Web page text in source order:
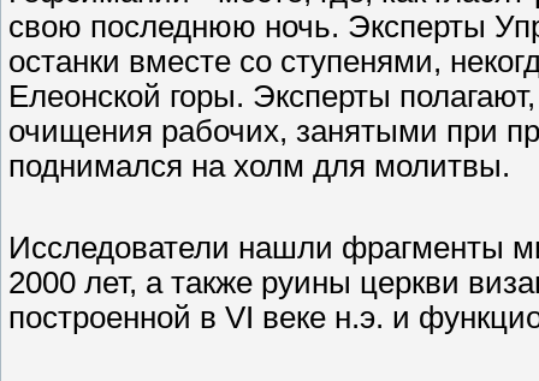
свою последнюю ночь. Эксперты
останки вместе со ступенями,
Елеонской горы. Эксперты
очищения рабочих, занятыми при
поднимался на холм для молитвы.
Исследователи нашли фрагменты
2000 лет, а также руины церкви
построенной в VI веке н.э. и